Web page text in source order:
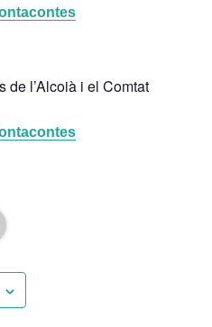
de l’Alcoià i el Comtat